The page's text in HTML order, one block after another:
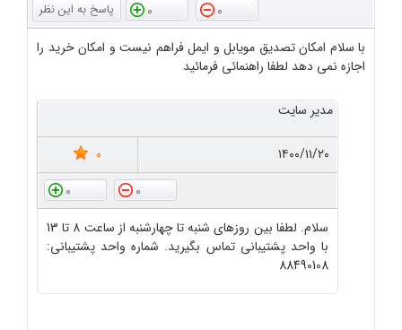
0
0
با سلام امکان تصدیق مویابل و ایمل فراهم نیست و امکان خرید را
اجازه نمی دهد لطفا راهنمائی فرمائید
مدیر سایت
۱۴۰۰/۱۱/۲۰
0
0
0
سلام. لطفا بین روزهای شنبه تا چهارشنبه از ساعت 8 تا 13
با واحد پشتیبانی تماس بگیرید. شماره واحد پشتیبانی:
88490108